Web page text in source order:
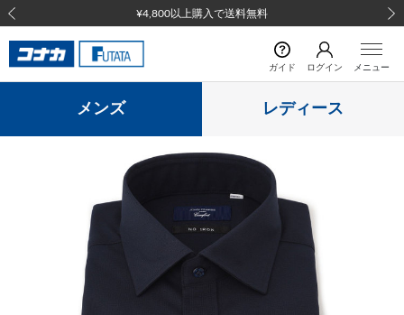
¥4,800以上購入で送料無料
前の画像
ガイド ログイン メニュー
メンズ レディース